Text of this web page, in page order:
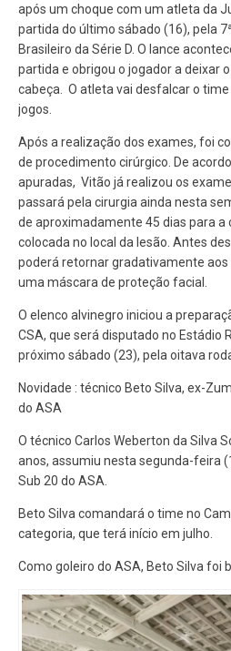
após um choque com um atleta da
partida do último sábado (16), pela
Brasileiro da Série D. O lance
partida e obrigou o jogador a deixar
cabeça. O atleta vai desfalcar o
jogos.
Após a realização dos exames, foi
de procedimento cirúrgico. De
apuradas, Vitão já realizou os
passará pela cirurgia ainda nesta
de aproximadamente 45 dias para a
colocada no local da lesão. Antes
poderá retornar gradativamente
uma máscara de proteção facial.
O elenco alvinegro iniciou a
CSA, que será disputado no Estádio
próximo sábado (23), pela oitava
Novidade : técnico Beto Silva, ex-
do ASA
O técnico Carlos Weberton da Silva
anos, assumiu nesta segunda-feira
Sub 20 do ASA.
Beto Silva comandará o time no
categoria, que terá início em julho.
Como goleiro do ASA, Beto Silva foi